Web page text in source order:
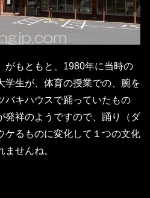
がもともと、1980年に当時の
学生が、体育の授業での、腕を
バキハウスで踊っていたもの
発祥のようですので、踊り（ダ
ケるものに変化して１つの文化
せんね。